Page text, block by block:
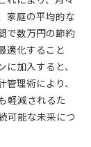
家庭の平均的な
で数万円の節約
適化すること
加入すると、
理術により、
軽減されるた
可能な未来につ